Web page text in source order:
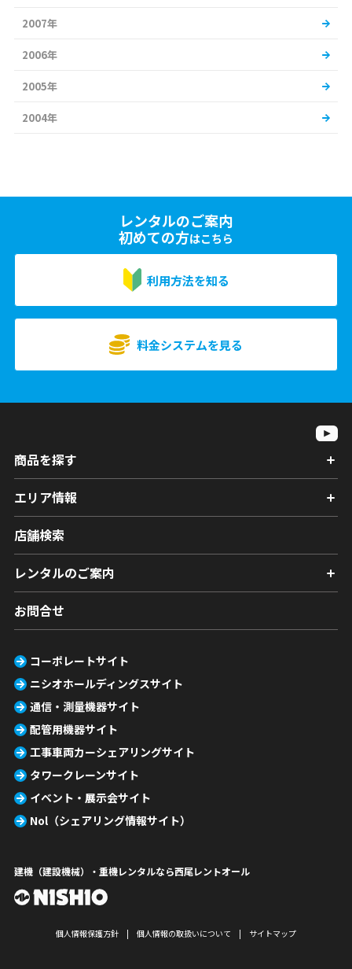
2007年
2006年
2005年
2004年
レンタルのご案内
初めての方はこちら
利用方法を知る
料金システムを見る
商品を探す
エリア情報
店舗検索
レンタルのご案内
お問合せ
コーポレートサイト
ニシオホールディングスサイト
通信・測量機器サイト
配管用機器サイト
工事車両カーシェアリングサイト
タワークレーンサイト
イベント・展示会サイト
Nol（シェアリング情報サイト）
建機（建設機械）・重機レンタルなら西尾レントオール
個人情報保護方針 個人情報の取扱いについて サイトマップ